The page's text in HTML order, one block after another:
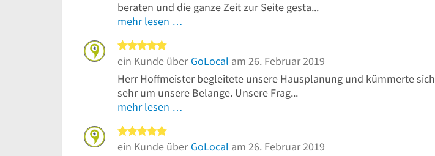
beraten und die ganze Zeit zur Seite gesta...
mehr lesen …
ein Kunde über GoLocal am 26. Februar 2019
Herr Hoffmeister begleitete unsere Hausplanung und kümmerte sich
sehr um unsere Belange. Unsere Frag...
mehr lesen …
ein Kunde über GoLocal am 26. Februar 2019